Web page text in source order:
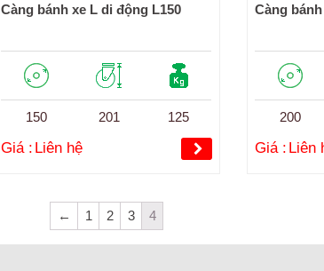
Càng bánh xe L di động L150
150 201 125
Giá : Liên hệ
Càng
200
Giá : Liên
← 1 2 3 4